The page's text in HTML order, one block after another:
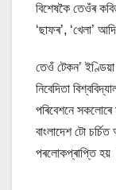
বিশেষকৈ তেওঁৰ
‘ছাফৰ’, ‘খেলা’
তেওঁ টেকন’
নিবেদিতা
পৰিবেশনে
বাংলাদেশ টো
পৰলোকপ্ৰাপ্তি হয়